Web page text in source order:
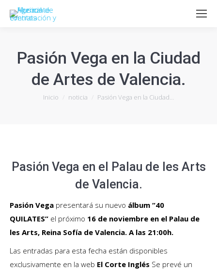
Pasión Vega en la Ciudad
de Artes de Valencia.
Estás aquí:
Inicio noticia Pasión Vega en la Ciudad…
Pasión Vega en el Palau de les Arts
de Valencia.
Pasión Vega presentará su nuevo álbum “40
QUILATES” el próximo 16 de noviembre en el Palau de
les Arts, Reina Sofía de Valencia. A las 21:00h.
Las entradas para esta fecha están disponibles
exclusivamente en la web El Corte Inglés Se prevé un